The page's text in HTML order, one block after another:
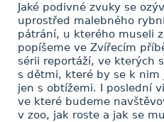
Jaké podivné zvuky se
uprostřed malebného
pátrání, u kterého museli
popíšeme ve Zvířecím
sérii reportáží, ve kterých
s dětmi, které by se k nim
jen s obtížemi. I poslední
ve které budeme
v zoo, jak roste a jak se